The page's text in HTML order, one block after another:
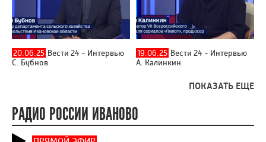
20.06.25 Вести 24 - Интервью
С. Бубнов
19.06.25 Вести 24 - Интервью
А. Калинкин
ПОКАЗАТЬ ЕЩЕ
РАДИО РОССИИ ИВАНОВО